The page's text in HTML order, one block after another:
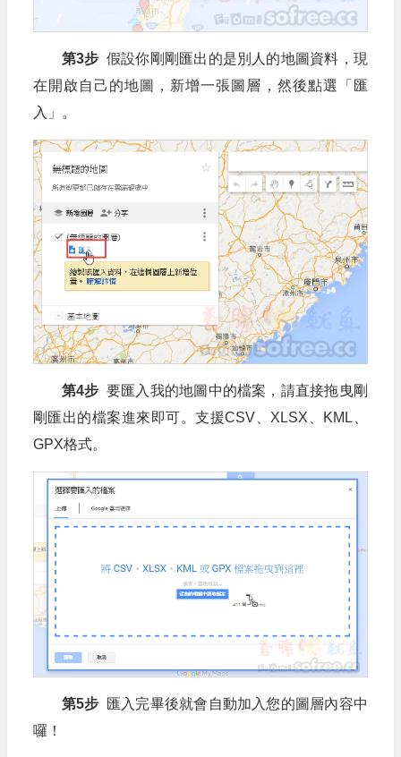
第3步 假設你剛剛匯出的是別人的地圖資料，現
在開啟自己的地圖，新增一張圖層，然後點選「匯
入」。
第4步 要匯入我的地圖中的檔案，請直接拖曳剛
剛匯出的檔案進來即可。支援CSV、XLSX、KML、
GPX格式。
第5步 匯入完畢後就會自動加入您的圖層內容中
囉！